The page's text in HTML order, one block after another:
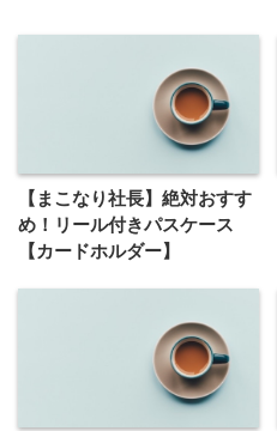
【まこなり社長】絶対おすす
め！リール付きパスケース
【カードホルダー】